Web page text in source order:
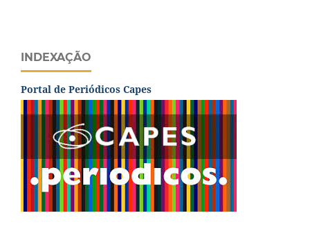
INDEXAÇÃO
Portal de Periódicos Capes